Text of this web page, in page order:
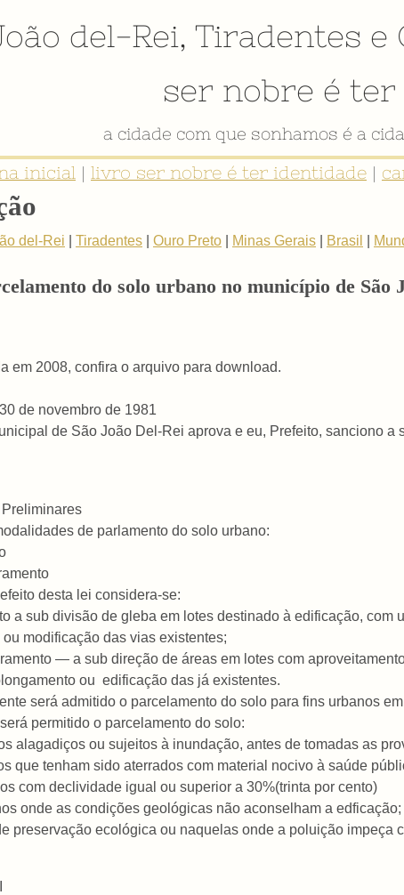
del-Rei, Tiradentes e
ser nobre é
a cidade com que sonhamos é a
inicial | livro ser nobre é ter identidade |
del-Rei Tiradentes Ouro Preto Minas Gerais Brasil
do solo urbano no município de São
em 2008, confira o arquivo para download.
de novembro de 1981
de São João Del-Rei aprova e eu, Prefeito, sanciono a
de parlamento do solo urbano:
desta lei considera-se:
a sub divisão de gleba em lotes destinado à edificação, com
modificação das vias existentes;
— a sub direção de áreas em lotes com
ou edificação das já existentes.
será admitido o parcelamento do solo para fins urbanos
permitido o parcelamento do solo:
alagadiços ou sujeitos à inundação, antes de tomadas as
que tenham sido aterrados com material nocivo à saúde
com declividade igual ou superior a 30%(trinta por cento)
onde as condições geológicas não aconselham a edficação;
preservação ecológica ou naquelas onde a poluição impeça